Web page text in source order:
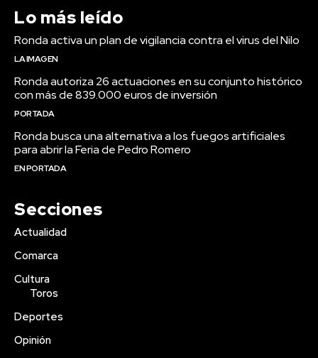
Lo más leído
Ronda activa un plan de vigilancia contra el virus del Nilo
LA IMAGEN
Ronda autoriza 26 actuaciones en su conjunto histórico
con más de 839.000 euros de inversión
PORTADA
Ronda busca una alternativa a los fuegos artificiales
para abrir la Feria de Pedro Romero
EN PORTADA
Secciones
Actualidad
Comarca
Cultura
Toros
Deportes
Opinión